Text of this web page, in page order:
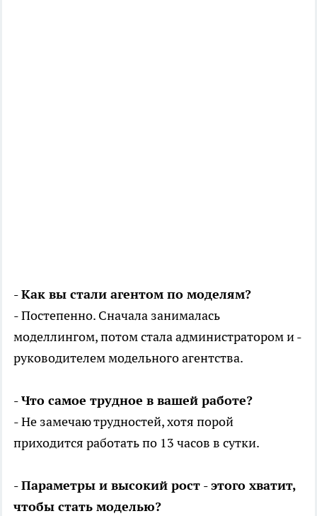
- Как вы стали агентом по моделям?
- Постепенно. Сначала занималась
моделлингом, потом стала администратором и -
руководителем модельного агентства.
- Что самое трудное в вашей работе?
- Не замечаю трудностей, хотя порой
приходится работать по 13 часов в сутки.
- Параметры и высокий рост - этого хватит,
чтобы стать моделью?